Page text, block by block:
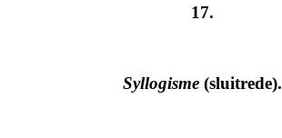
17.
Syllogisme(sluitrede).